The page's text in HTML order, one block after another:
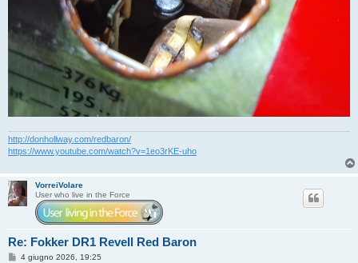
http://donhollway.com/redbaron/
https://www.youtube.com/watch?v=1eo3rKE-uho
VorreiVolare
User who live in the Force
Re: Fokker DR1 Revell Red Baron
M4 giugno 2026, 19:25